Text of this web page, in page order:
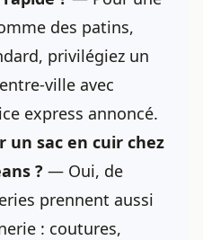
des patins,
privilégiez un
ville avec
express annoncé.
un sac en cuir chez
? — Oui, de
prennent aussi
: coutures,